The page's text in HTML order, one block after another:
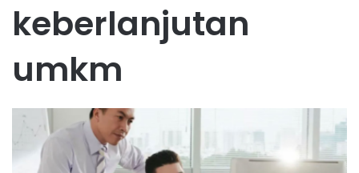
keberlanjutan
umkm